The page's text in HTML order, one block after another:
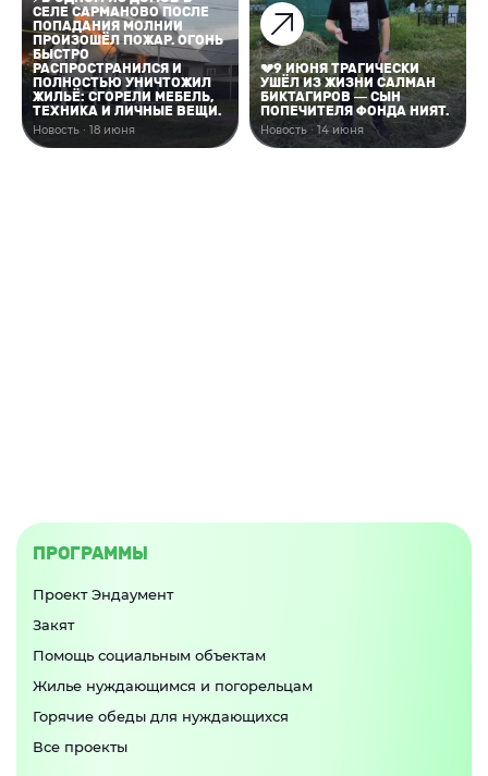
СЕЛЕ САРМАНОВО ПОСЛЕ
ПОПАДАНИЯ МОЛНИИ
ПРОИЗОШЁЛ ПОЖАР. ОГОНЬ
БЫСТРО
РАСПРОСТРАНИЛСЯ И
ПОЛНОСТЬЮ УНИЧТОЖИЛ
ЖИЛЬЁ: СГОРЕЛИ МЕБЕЛЬ,
ТЕХНИКА И ЛИЧНЫЕ ВЕЩИ.
Новость · 18 июня
💔9 ИЮНЯ ТРАГИЧЕСКИ
УШЁЛ ИЗ ЖИЗНИ САЛМАН
БИКТАГИРОВ — СЫН
ПОПЕЧИТЕЛЯ ФОНДА НИЯТ.
Новость · 14 июня
ПРОГРАММЫ
Проект Эндаумент
Закят
Помощь социальным объектам
Жилье нуждающимся и погорельцам
Горячие обеды для нуждающихся
Все проекты